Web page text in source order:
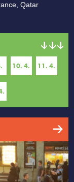
Qatar
10. 4. 11. 4.